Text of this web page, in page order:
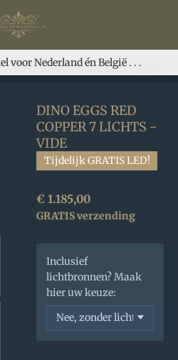
voor Nederland én België . . .
DINO EGGS RED
COPPER 7 LICHTS -
VIDE
Tijdelijk GRATIS LED!
€ 1.185,00
GRATIS verzending
Inclusief
lichtbronnen? Maak
hier uw keuze: